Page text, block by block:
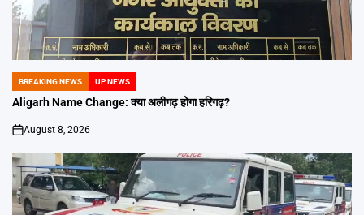
POSTED
IN
BREAKING NEWS UP NEWS
Aligarh Name Change: क्या अलीगढ़ होगा हरिगढ़?
on
August 8, 2026